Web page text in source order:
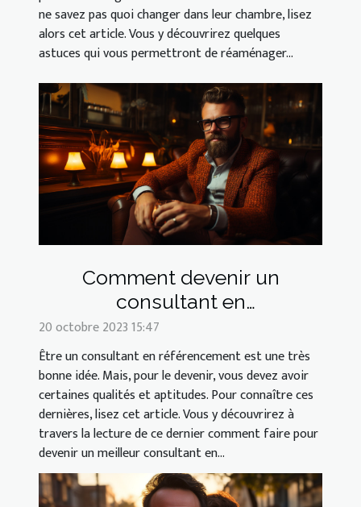
ne savez pas quoi changer dans leur chambre, lisez
alors cet article. Vous y découvrirez quelques
astuces qui vous permettront de réaménager...
Comment devenir un
consultant en
référencement ?
20 octobre 2023 15:47
Être un consultant en référencement est une très
bonne idée. Mais, pour le devenir, vous devez avoir
certaines qualités et aptitudes. Pour connaître ces
dernières, lisez cet article. Vous y découvrirez à
travers la lecture de ce dernier comment faire pour
devenir un meilleur consultant en...